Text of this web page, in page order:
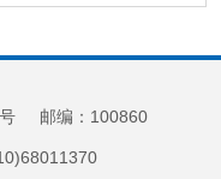
号 邮编：100860